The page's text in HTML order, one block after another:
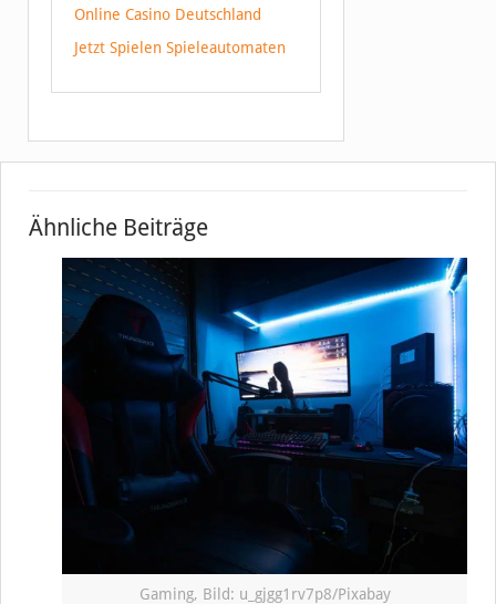
Online Casino Deutschland
Jetzt Spielen Spieleautomaten
Ähnliche Beiträge
Gaming, Bild: u_gjgg1rv7p8/Pixabay